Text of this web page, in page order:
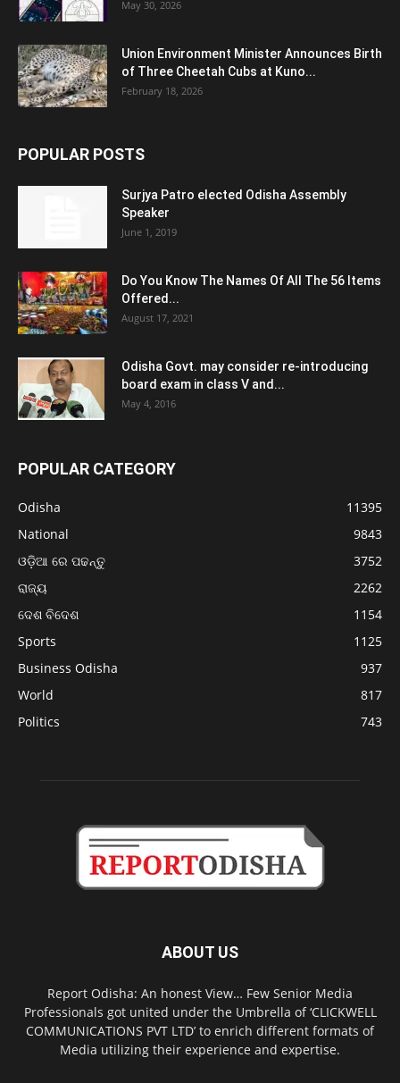
May 30, 2026
Union Environment Minister Announces Birth
of Three Cheetah Cubs at Kuno...
February 18, 2026
POPULAR POSTS
Surjya Patro elected Odisha Assembly
Speaker
June 1, 2019
Do You Know The Names Of All The 56 Items
Offered...
August 17, 2021
Odisha Govt. may consider re-introducing
board exam in class V and...
May 4, 2016
POPULAR CATEGORY
Odisha
11395
National
9843
ଓଡ଼ିଆ ରେ ପଢନ୍ତୁ
3752
ରାଜ୍ୟ
2262
ଦେଶ ବିଦେଶ
1154
Sports
1125
Business Odisha
937
World
817
Politics
743
ABOUT US
Report Odisha: An honest View… Few Senior Media
Professionals got united under the Umbrella of ‘CLICKWELL
COMMUNICATIONS PVT LTD’ to enrich different formats of
Media utilizing their experience and expertise.